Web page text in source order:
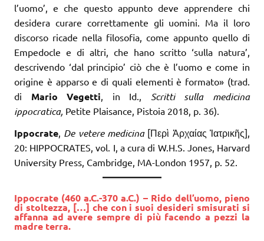
l’uomo’, e che questo appunto deve apprendere chi
desidera curare correttamente gli uomini. Ma il loro
discorso ricade nella filosofia, come appunto quello di
Empedocle e di altri, che hano scritto ‘sulla natura’,
descrivendo ‘dal principio’ ciò che è l’uomo e come in
origine è apparso e di quali elementi è formato» (trad.
di Mario Vegetti, in Id., Scritti sulla medicina
ippocratica, Petite Plaisance, Pistoia 2018, p. 36).
Ippocrate, De vetere medicina [Περὶ Ἀρχαίας Ἰατρικῆς],
20: HIPPOCRATES, vol. I, a cura di W.H.S. Jones, Harvard
University Press, Cambridge, MA-London 1957, p. 52.
Ippocrate (460 a.C.-370 a.C.) – Rido dell’uomo, pieno
di stoltezza, […] che con i suoi desideri smisurati si
affanna ad avere sempre di più facendo a pezzi la
madre terra.